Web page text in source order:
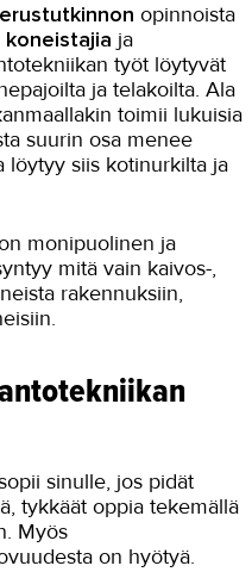
opinnoista
koneistajia ja
työt löytyvät
ja telakoilta. Ala
toimii lukuisia
suurin osa menee
löytyy siis kotinurkilta ja
monipuolinen ja
mitä vain kaivos-,
rakennuksiin,
sinulle, jos pidät
tykkäät oppia tekemällä
Myös
on hyötyä.